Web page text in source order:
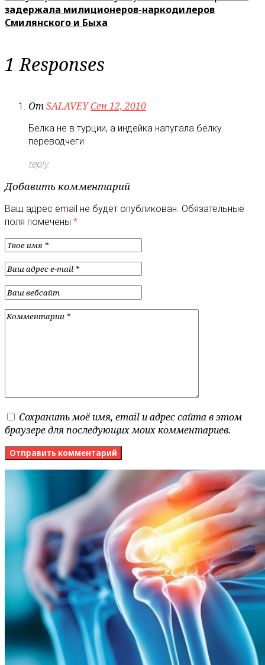
задержала милиционеров-наркодилеров
Смилянского и Быха
1 Responses
ОтSALAVEY Сен 12, 2010
Белка не в турции, а индейка напугала белку.
переводчеги
reply
Добавить комментарий
Ваш адрес email не будет опубликован. Обязательные
поля помечены *
Сохранить моё имя, email и адрес сайта в этом
браузере для последующих моих комментариев.